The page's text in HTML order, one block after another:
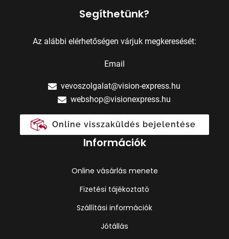
Segíthetünk?
Az alábbi elérhetőségen várjuk megkeresését:
Email
vevoszolgalat@vision-express.hu
webshop@visionexpress.hu
Online visszaküldés bejelentése
Információk
Online vásárlás menete
Fizetési tájékoztató
Szállítási információk
Jótállás